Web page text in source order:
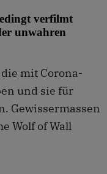
verfilmt
unwahren
mit Corona-
und sie für
Gewissermassen
Wolf of Wall